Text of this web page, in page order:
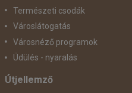
Természeti csodák
Városlátogatás
Városnéző programok
Üdülés - nyaralás
Útjellemző